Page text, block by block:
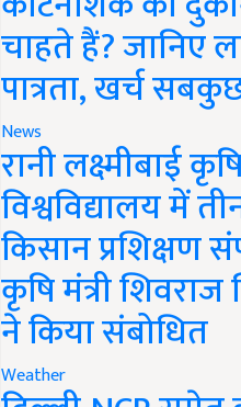
चाहते हैं? जानिए
पात्रता, खर्च
News
रानी लक्ष्मीबाई
विश्वविद्यालय में
किसान प्रशिक्षण
कृषि मंत्री
ने किया संबोधित
Weather